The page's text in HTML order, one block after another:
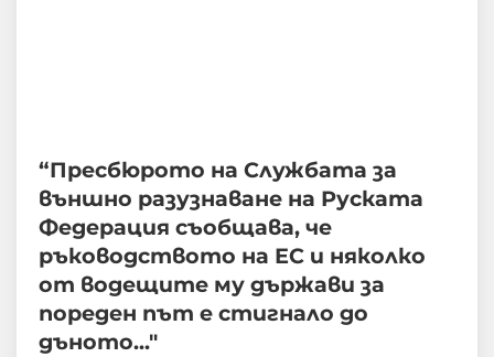
“Пресбюрото на Службата за
външно разузнаване на Руската
Федерация съобщава, че
ръководството на ЕС и няколко
от водещите му държави за
пореден път е стигнало до
дъното..."